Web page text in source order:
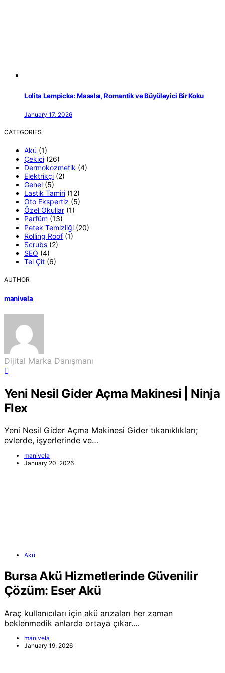
Lolita Lempicka: Masalsı, Romantik ve Büyüleyici Bir Koku
January 17, 2026
CATEGORIES
Akü (1)
Çekici (26)
Dermokozmetik (4)
Elektrikçi (2)
Genel (5)
Lastik Tamiri (12)
Oto Ekspertiz (5)
Özel Okullar (1)
Parfüm (13)
Petek Temizliği (20)
Rolling Roof (1)
Scrubs (2)
SEO (4)
Tel Çit (6)
AUTHOR
manivela
Dijital Marka Danışmanı
Yeni Nesil Gider Açma Makinesi | Ninja
Flex
Yeni Nesil Gider Açma Makinesi Gider tıkanıklıkları;
evlerde, işyerlerinde ve…
manivela
January 20, 2026
Akü
Bursa Akü Hizmetlerinde Güvenilir
Çözüm: Eser Akü
Araç kullanıcıları için akü arızaları her zaman
beklenmedik anlarda ortaya çıkar.…
manivela
January 19, 2026